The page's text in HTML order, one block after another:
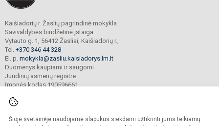
Šioje svetainėje naudojame slapukus siekdami užtikrinti jums teikiamų
Kaišiadorių r. Žaslių pagrindinė mokykla
Savivaldybės biudžetinė įstaiga
Vytauto g. 1, 56412 Žasliai, Kaišiadorių r.,
Tel. +370 346 44 328
El. p. mokykla@zasliu.kaisiadorys.lm.lt
Duomenys kaupiami ir saugomi
Juridinių asmenų registre
Įmonės kodas 190596661
© 2024. Kaišiadorių r. Žaslių pagrindinė mokykla. Visos teisės saugomos.